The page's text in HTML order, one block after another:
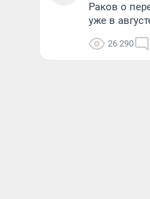
Раков о
уже в
26 290